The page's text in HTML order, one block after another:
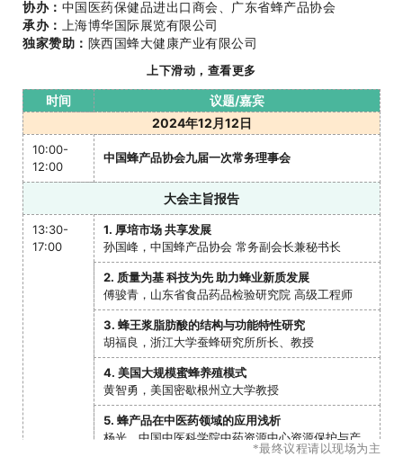
13:30-
14:00
新老年的未来基石：科学探索
刘新旗，北京工商大学食品与健康学院教授、北京
食品营养与人类健康高精尖创新中心首席科学家
14:30
康复医学助力“生活品质”回归
宋林，中国康复医学会理事及颈椎病专业委员会常
务委员、福建省康复医学会常务理事及中西医结合
专业委员会主任委员
14:30-
圆桌论坛：福建省营养师协会专场
刘新旗，北京工商大学食品与健康学院教授、北京
食品营养与人类健康高精尖创新中心首席科学家
·宋林，中国康复医学会理事及颈椎病专业委员会常
务委员、福建省康复医学会常务理事及中西医结合
专业委员会主任委员
·俞锦福，福建省营养师协会副会长兼秘书长、海峡
两岸和平统一促进会两岸大湾区营养与健康研究所
副所长
·黄贵青，深圳市卫健委营养健康宣教专家、中国老
年保健协会营养康复分会专家委员
《大湾区老年营养膳食模式指南》解读
刘彦雯，福建省营养师协会 会长
首部《大湾区老年营养膳食模式指南》正式发布
协办： 中国医药保健品进出口商会、广东省蜂产品协会
承办： 上海博华国际展览有限公司
独家赞助： 陕西国蜂大健康产业有限公司
上下滑动，查看更多
时间
议题/嘉宾
2024年12月12日
10:00-
12:00
中国蜂产品协会九届一次常务理事会
大会主旨报告
13:30-
17:00
1. 厚培市场 共享发展
孙国峰，中国蜂产品协会 常务副会长兼秘书长
2. 质量为基 科技为先 助力蜂业新质发展
傅骏青，山东省食品药品检验研究院 高级工程师
3. 蜂王浆脂肪酸的结构与功能特性研究
胡福良，浙江大学蚕蜂研究所所长、教授
4. 美国大规模蜜蜂养殖模式
黄智勇，美国密歇根州立大学教授
5. 蜂产品在中医药领域的应用浅析
杨光，中国中医科学院中药资源中心资源保护与产
*最终议程请以现场为主